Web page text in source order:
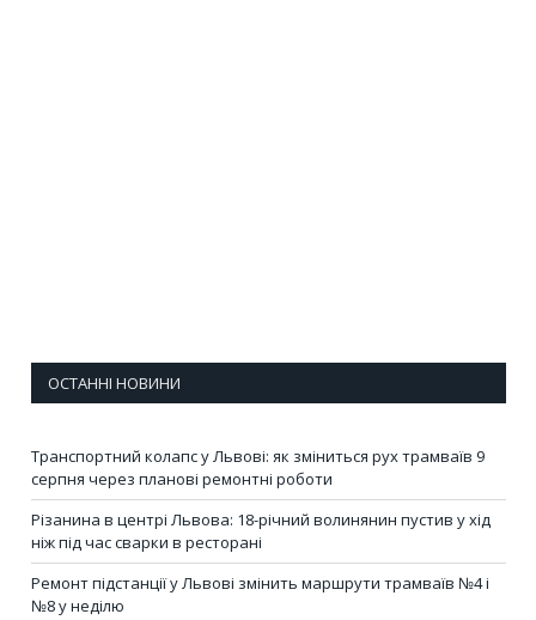
ОСТАННІ НОВИНИ
Транспортний колапс у Львові: як зміниться рух трамваїв 9
серпня через планові ремонтні роботи
Різанина в центрі Львова: 18-річний волинянин пустив у хід
ніж під час сварки в ресторані
Ремонт підстанції у Львові змінить маршрути трамваїв №4 і
№8 у неділю